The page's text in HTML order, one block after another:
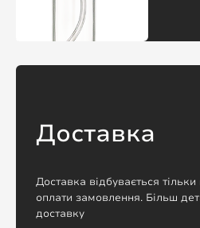
Доставка
Доставка відбувається тільки
оплати замовлення. Більш
доставку